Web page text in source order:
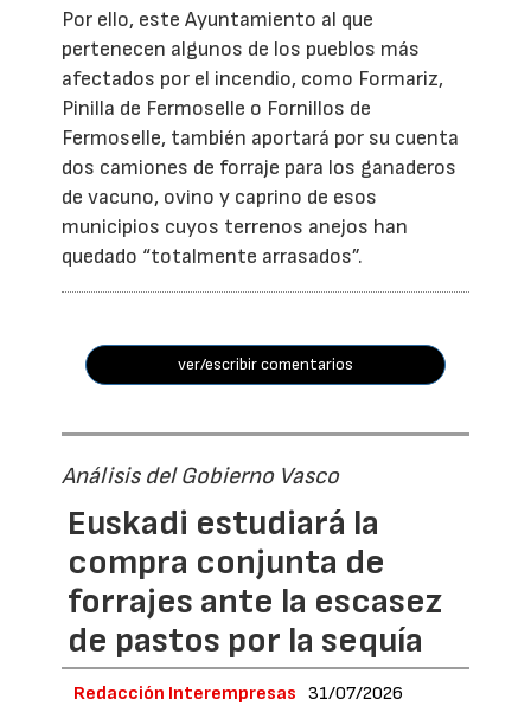
Por ello, este Ayuntamiento al que
pertenecen algunos de los pueblos más
afectados por el incendio, como Formariz,
Pinilla de Fermoselle o Fornillos de
Fermoselle, también aportará por su cuenta
dos camiones de forraje para los ganaderos
de vacuno, ovino y caprino de esos
municipios cuyos terrenos anejos han
quedado “totalmente arrasados”.
ver/escribir comentarios
Análisis del Gobierno Vasco
Euskadi estudiará la
compra conjunta de
forrajes ante la escasez
de pastos por la sequía
Redacción Interempresas 31/07/2026